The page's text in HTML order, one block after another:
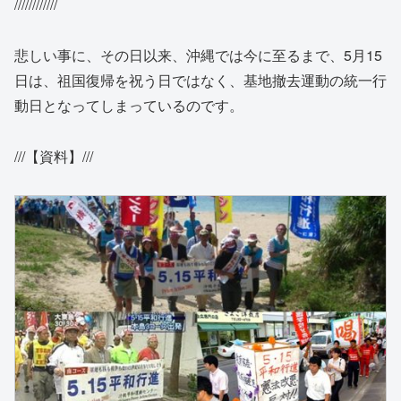
////////////
悲しい事に、その日以来、沖縄では今に至るまで、5月15
日は、祖国復帰を祝う日ではなく、基地撤去運動の統一行
動日となってしまっているのです。
///【資料】///